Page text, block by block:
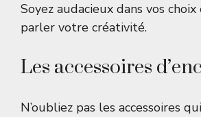
Soyez audacieux dans vos
parler votre créativité.
Les accessoires
N’oubliez pas les accessoires